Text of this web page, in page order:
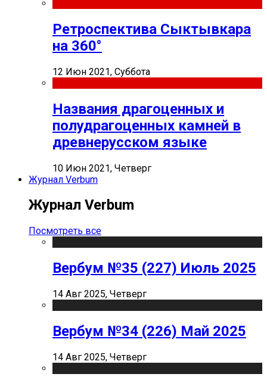
Ретроспектива Сыктывкара
на 360°
12 Июн 2021, Суббота
Названия драгоценных и
полудрагоценных камней в
древнерусском языке
10 Июн 2021, Четверг
Журнал Verbum
Журнал Verbum
Посмотреть все
Вербум №35 (227) Июль 2025
14 Авг 2025, Четверг
Вербум №34 (226) Май 2025
14 Авг 2025, Четверг